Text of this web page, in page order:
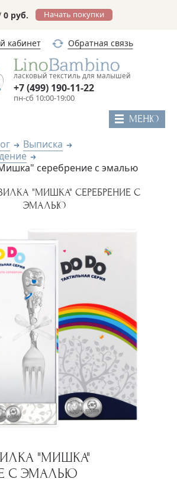
0 руб. Начать покупки
кабинет Обратная связь
ласковый текстиль для малышей
пн-сб 10:00-19:00
+7 (499) 190-11-22
МЕНЮ
Выписка
серебрение с эмалью
"МИШКА" СЕРЕБРЕНИЕ С
ЭМАЛЬЮ
"МИШКА"
С ЭМАЛЬЮ